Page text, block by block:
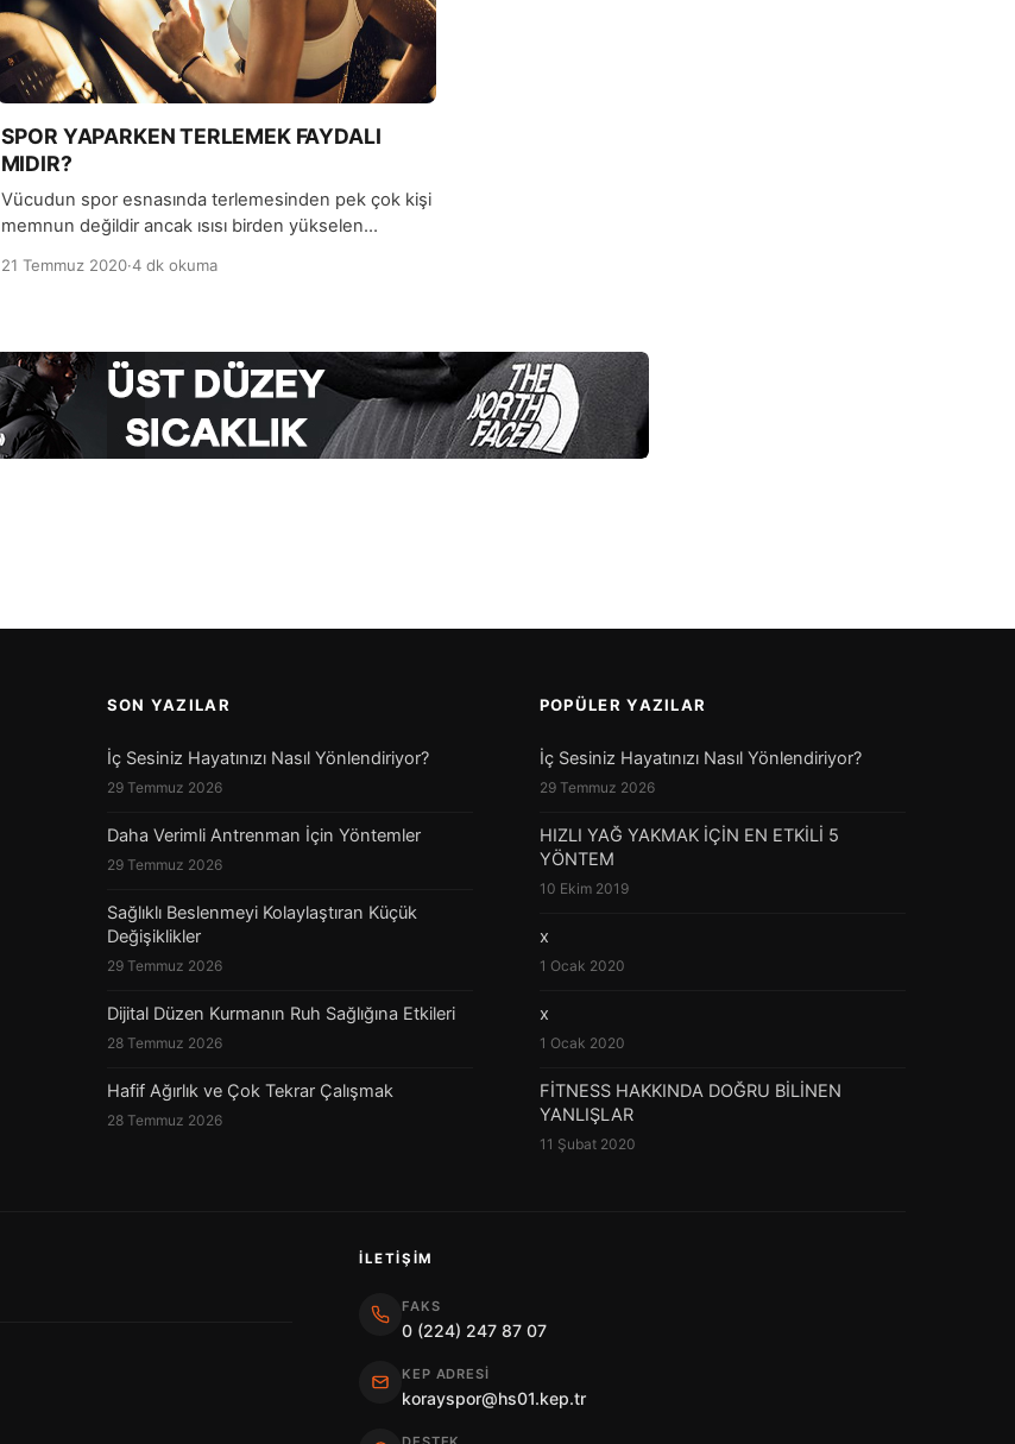
SPOR YAPARKEN TERLEMEK FAYDALI
MIDIR?
Vücudun spor esnasında terlemesinden pek çok kişi
memnun değildir ancak ısısı birden yükselen
düşünürsek aslında terlemek oldukça yararlıdır.
21 Temmuz 2020·4 dk okuma
SON YAZILAR
İç Sesiniz Hayatınızı Nasıl Yönlendiriyor?
29 Temmuz 2026
Daha Verimli Antrenman İçin Yöntemler
29 Temmuz 2026
Sağlıklı Beslenmeyi Kolaylaştıran Küçük
Değişiklikler
29 Temmuz 2026
Dijital Düzen Kurmanın Ruh Sağlığına Etkileri
28 Temmuz 2026
Hafif Ağırlık ve Çok Tekrar Çalışmak
28 Temmuz 2026
POPÜLER YAZILAR
İç Sesiniz Hayatınızı Nasıl Yönlendiriyor?
29 Temmuz 2026
HIZLI YAĞ YAKMAK İÇİN EN ETKİLİ 5
YÖNTEM
10 Ekim 2019
x
1 Ocak 2020
x
1 Ocak 2020
FİTNESS HAKKINDA DOĞRU BİLİNEN
YANLIŞLAR
11 Şubat 2020
İLETIŞIM
FAKS
0 (224) 247 87 07
KEP ADRESI
korayspor@hs01.kep.tr